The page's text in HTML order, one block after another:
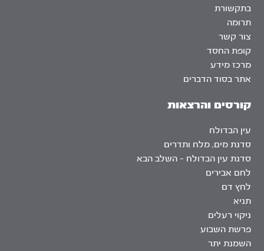
בתקשורת
תרומה
צור קשר
קופת החסד
מרכז מידע
אתר בסוד הדברים
קורסים והרצאות
עין הבדולח
סדנת מים, מלח ותדרים
סדנת עין הבדולח – השלב הבא
לחם אבירים
לחץ דם
תניא
ניקוי רעלים
פרשת השבוע
השמנת יתר